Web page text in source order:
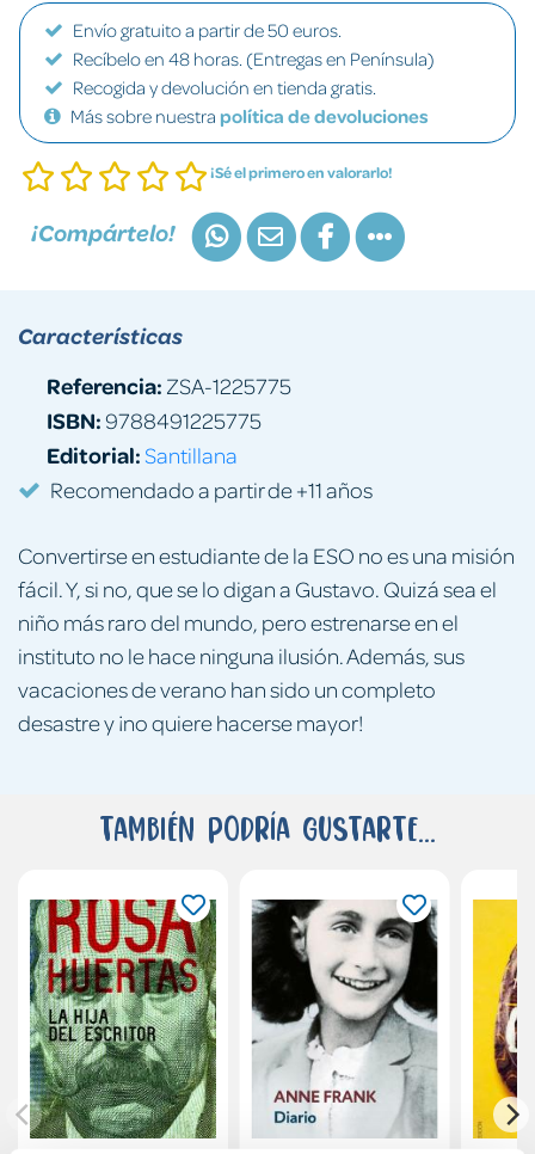
Envío gratuito a partir de 50 euros.
Recíbelo en 48 horas. (Entregas en Península)
Recogida y devolución en tienda gratis.
Más sobre nuestra política de devoluciones
¡Sé el primero en valorarlo!
¡Compártelo!
Convertirse en estudiante de la ESO no es una misión
fácil. Y, si no, que se lo digan a Gustavo. Quizá sea el
niño más raro del mundo, pero estrenarse en el
instituto no le hace ninguna ilusión. Además, sus
vacaciones de verano han sido un completo
desastre y ¡no quiere hacerse mayor!
Características
Referencia: ZSA-1225775
ISBN:9788491225775
Editorial:Santillana
Recomendado a partir de +11 años
También podría gustarte...